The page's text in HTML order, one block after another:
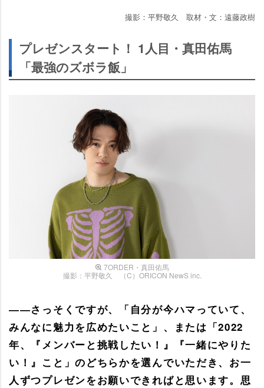
撮影：平野敬久 取材・文：遠藤政樹
プレゼンスタート！ 1人目・真田佑馬
「最強のズボラ飯」
7ORDER・真田佑馬
撮影：平野敬久 （C）ORICON NewS inc.
――さっそくですが、「自分が今ハマっていて、
みんなに魅力を広めたいこと」、または「2022
年、『メンバーと挑戦したい！』『一緒にやりた
い！』こと」のどちらかを選んでいただき、お一
人ずつプレゼンをお願いできればと思います。思